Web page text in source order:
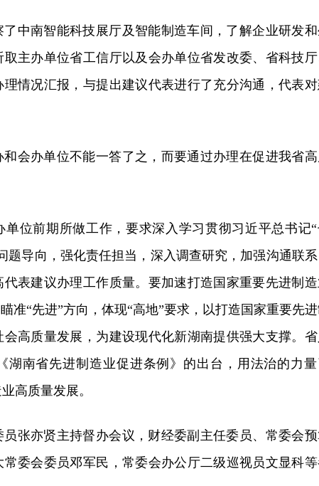
中南智能科技展厅及智能制造车间，了解企业研发
主办单位省工信厅以及会办单位省发改委、省科技
情况汇报，与提出建议代表进行了充分沟通，代表
会办单位不能一答了之，而要通过办理在促进我省
单位前期所做工作，要求深入学习贯彻习近平总书记
题导向，强化责任担当，深入调查研究，加强沟通联
表建议办理工作质量。要加速打造国家重要先进制
准“先进”方向，体现“高地”要求，以打造国家重要先
高质量发展，为建设现代化新湖南提供强大支撑。
湖南省先进制造业促进条例》的出台，用法治的力
高质量发展。
张亦贤主持督办会议，财经委副主任委员、常委会
委会委员邓军民，常委会办公厅二级巡视员文显科